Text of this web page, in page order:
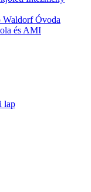
Waldorf Óvoda
és AMI
lap